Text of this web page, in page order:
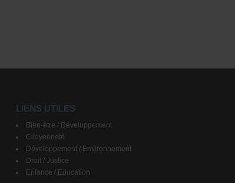
LIENS UTILES
Bien-être / Développement
Citoyenneté
Développement / Environnement
Droit / Justice
Enfance / Education